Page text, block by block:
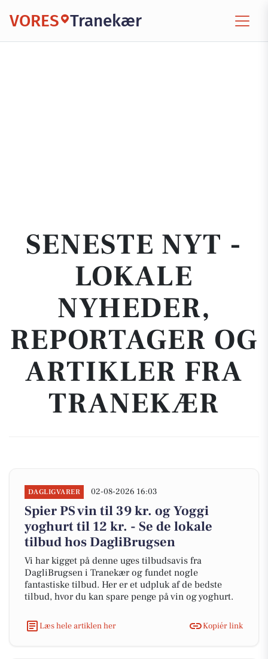
VORES Tranekær
SENESTE NYT -
LOKALE
NYHEDER,
REPORTAGER OG
ARTIKLER FRA
TRANEKÆR
DAGLIGVARER 02-08-2026 16:03
Spier PS vin til 39 kr. og Yoggi
yoghurt til 12 kr. - Se de lokale
tilbud hos DagliBrugsen
Vi har kigget på denne uges tilbudsavis fra
DagliBrugsen i Tranekær og fundet nogle
fantastiske tilbud. Her er et udpluk af de bedste
tilbud, hvor du kan spare penge på vin og yoghurt.
Læs hele artiklen her Kopiér link